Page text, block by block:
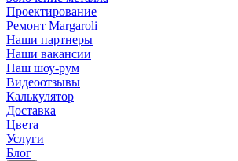
Проектирование
Ремонт Margaroli
Наши партнеры
Наши вакансии
Наш шоу-рум
Видеоотзывы
Калькулятор
Доставка
Цвета
Услуги
Блог